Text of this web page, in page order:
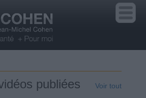
publiées Voir tout